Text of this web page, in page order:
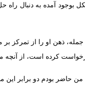
بوجود آمده به دنبال
ذهن او را از
کرده است، از آنچه